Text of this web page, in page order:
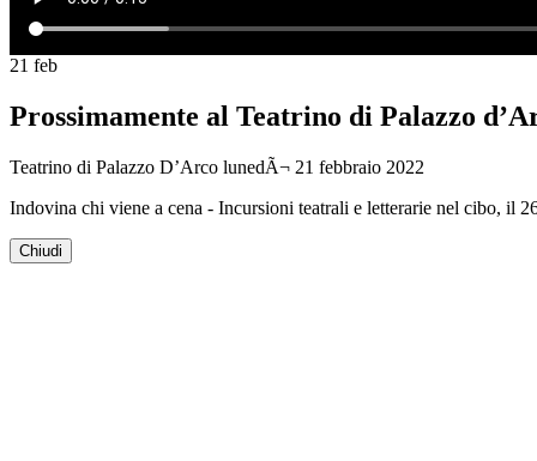
21 feb
Prossimamente al Teatrino di Palazzo
Teatrino di Palazzo D’Arco lunedÃ¬ 21 febbraio 2022
Indovina chi viene a cena - Incursioni teatrali e letterarie nel cibo, il
Chiudi